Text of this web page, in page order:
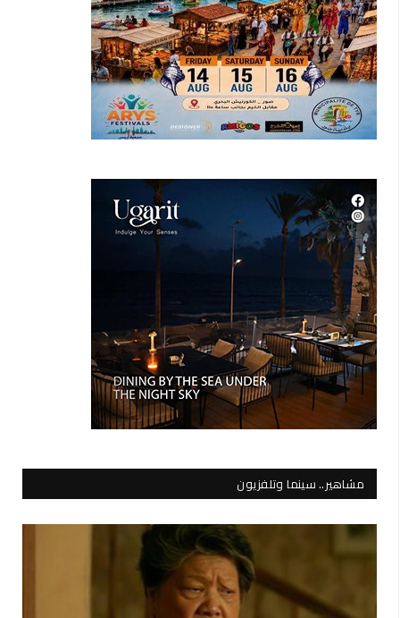
مشاهير.. سينما وتلفزيون